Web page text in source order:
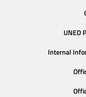
UNED
Internal